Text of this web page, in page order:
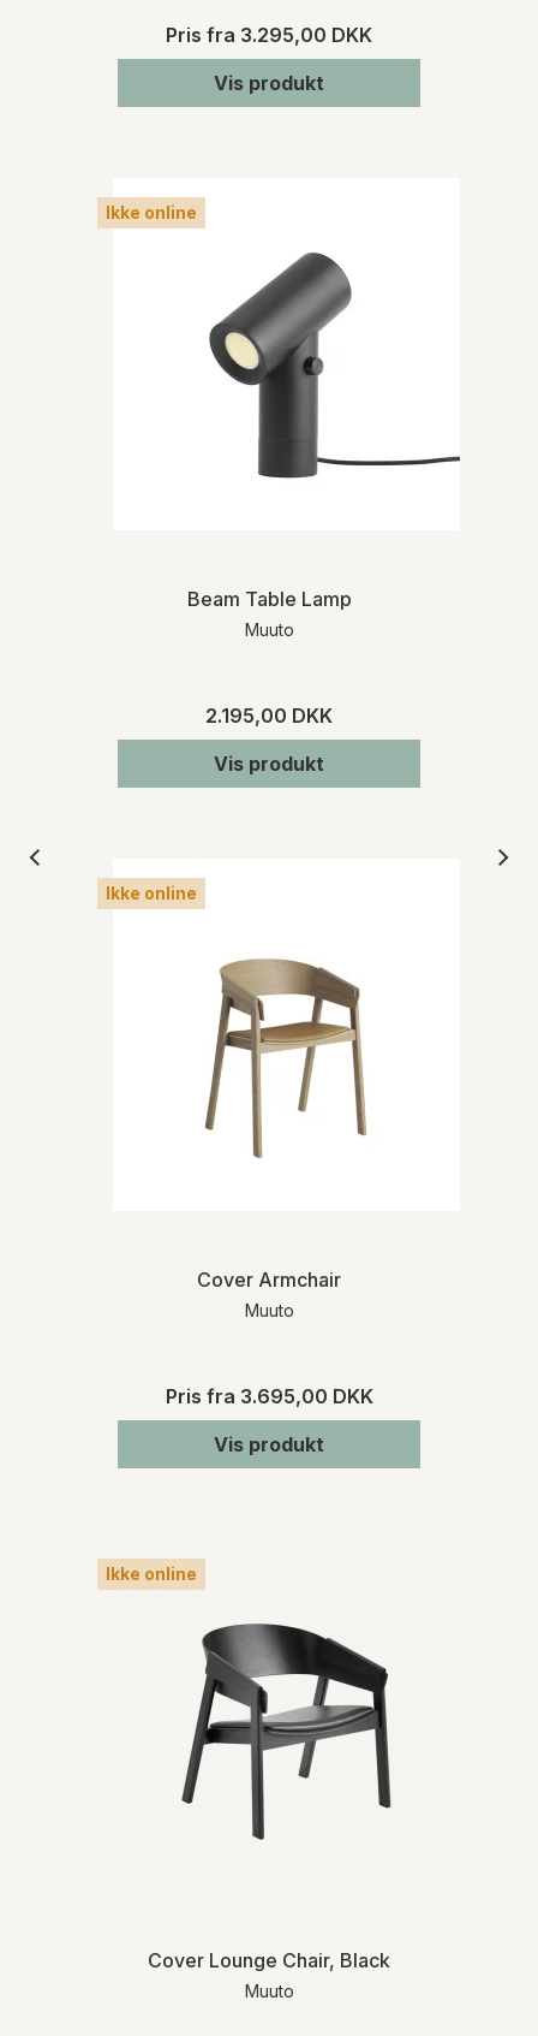
Pris fra 3.295,00 DKK
Vis produkt
Ikke online
Beam Table Lamp
Muuto
2.195,00 DKK
Vis produkt
Ikke online
Cover Armchair
Muuto
Pris fra 3.695,00 DKK
Vis produkt
Ikke online
Cover Lounge Chair, Black
Muuto